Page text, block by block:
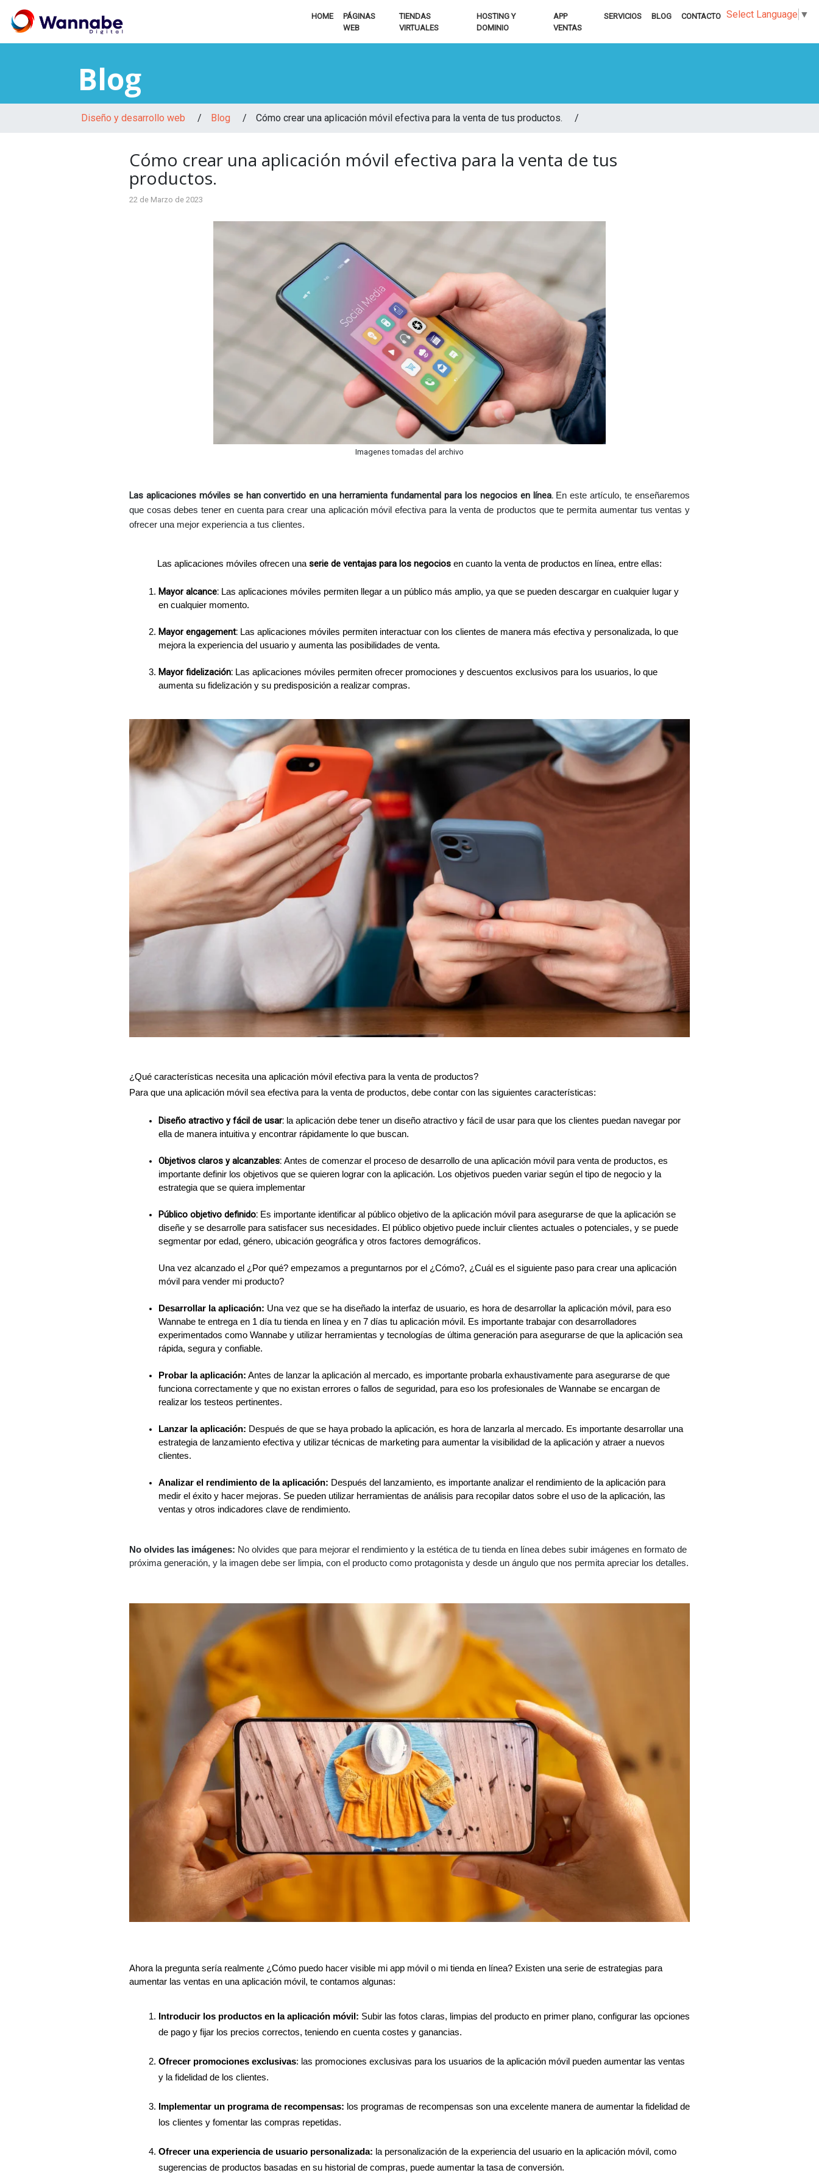
HOME
PÁGINAS
WEB
TIENDAS
VIRTUALES
HOSTING Y
DOMINIO
APP
VENTAS
SERVICIOS BLOG CONTACTO Select Language ▼
Blog
Diseño y desarrollo web / Blog / Cómo crear una aplicación móvil efectiva para la venta de tus productos. /
Cómo crear una aplicación móvil efectiva para la venta de tus
productos.
22 de Marzo de 2023
Imagenes tomadas del archivo
Las aplicaciones móviles se han convertido en una herramienta fundamental para los negocios en línea. En este artículo, te enseñaremos
que cosas debes tener en cuenta para crear una aplicación móvil efectiva para la venta de productos que te permita aumentar tus ventas y
ofrecer una mejor experiencia a tus clientes.
Las aplicaciones móviles ofrecen una serie de ventajas para los negocios en cuanto la venta de productos en línea, entre ellas:
Mayor alcance: Las aplicaciones móviles permiten llegar a un público más amplio, ya que se pueden descargar en cualquier lugar y
en cualquier momento.
Mayor engagement: Las aplicaciones móviles permiten interactuar con los clientes de manera más efectiva y personalizada, lo que
mejora la experiencia del usuario y aumenta las posibilidades de venta.
Mayor fidelización: Las aplicaciones móviles permiten ofrecer promociones y descuentos exclusivos para los usuarios, lo que
aumenta su fidelización y su predisposición a realizar compras.
¿Qué características necesita una aplicación móvil efectiva para la venta de productos?
Para que una aplicación móvil sea efectiva para la venta de productos, debe contar con las siguientes características:
Diseño atractivo y fácil de usar: la aplicación debe tener un diseño atractivo y fácil de usar para que los clientes puedan navegar por
ella de manera intuitiva y encontrar rápidamente lo que buscan.
Objetivos claros y alcanzables: Antes de comenzar el proceso de desarrollo de una aplicación móvil para venta de productos, es
importante definir los objetivos que se quieren lograr con la aplicación. Los objetivos pueden variar según el tipo de negocio y la
estrategia que se quiera implementar
Público objetivo definido: Es importante identificar al público objetivo de la aplicación móvil para asegurarse de que la aplicación se
diseñe y se desarrolle para satisfacer sus necesidades. El público objetivo puede incluir clientes actuales o potenciales, y se puede
segmentar por edad, género, ubicación geográfica y otros factores demográficos.
Una vez alcanzado el ¿Por qué? empezamos a preguntarnos por el ¿Cómo?, ¿Cuál es el siguiente paso para crear una aplicación
móvil para vender mi producto?
Desarrollar la aplicación: Una vez que se ha diseñado la interfaz de usuario, es hora de desarrollar la aplicación móvil, para eso
Wannabe te entrega en 1 día tu tienda en línea y en 7 días tu aplicación móvil. Es importante trabajar con desarrolladores
experimentados como Wannabe y utilizar herramientas y tecnologías de última generación para asegurarse de que la aplicación sea
rápida, segura y confiable.
Probar la aplicación: Antes de lanzar la aplicación al mercado, es importante probarla exhaustivamente para asegurarse de que
funciona correctamente y que no existan errores o fallos de seguridad, para eso los profesionales de Wannabe se encargan de
realizar los testeos pertinentes.
Lanzar la aplicación: Después de que se haya probado la aplicación, es hora de lanzarla al mercado. Es importante desarrollar una
estrategia de lanzamiento efectiva y utilizar técnicas de marketing para aumentar la visibilidad de la aplicación y atraer a nuevos
clientes.
Analizar el rendimiento de la aplicación: Después del lanzamiento, es importante analizar el rendimiento de la aplicación para
medir el éxito y hacer mejoras. Se pueden utilizar herramientas de análisis para recopilar datos sobre el uso de la aplicación, las
ventas y otros indicadores clave de rendimiento.
No olvides las imágenes: No olvides que para mejorar el rendimiento y la estética de tu tienda en línea debes subir imágenes en formato de
próxima generación, y la imagen debe ser limpia, con el producto como protagonista y desde un ángulo que nos permita apreciar los detalles.
Ahora la pregunta sería realmente ¿Cómo puedo hacer visible mi app móvil o mi tienda en línea? Existen una serie de estrategias para
aumentar las ventas en una aplicación móvil, te contamos algunas:
Introducir los productos en la aplicación móvil: Subir las fotos claras, limpias del producto en primer plano, configurar las opciones
de pago y fijar los precios correctos, teniendo en cuenta costes y ganancias.
Ofrecer promociones exclusivas: las promociones exclusivas para los usuarios de la aplicación móvil pueden aumentar las ventas
y la fidelidad de los clientes.
Implementar un programa de recompensas: los programas de recompensas son una excelente manera de aumentar la fidelidad de
los clientes y fomentar las compras repetidas.
Ofrecer una experiencia de usuario personalizada: la personalización de la experiencia del usuario en la aplicación móvil, como
sugerencias de productos basadas en su historial de compras, puede aumentar la tasa de conversión.